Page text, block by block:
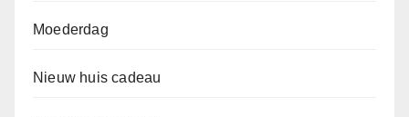
Moederdag
Nieuw huis cadeau